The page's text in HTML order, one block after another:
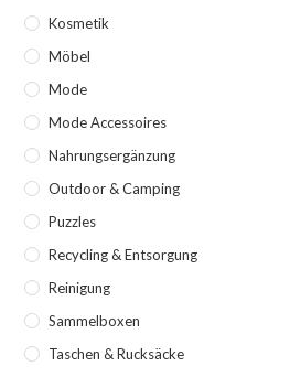
Kosmetik
Möbel
Mode
Mode Accessoires
Nahrungsergänzung
Outdoor & Camping
Puzzles
Recycling & Entsorgung
Reinigung
Sammelboxen
Taschen & Rucksäcke